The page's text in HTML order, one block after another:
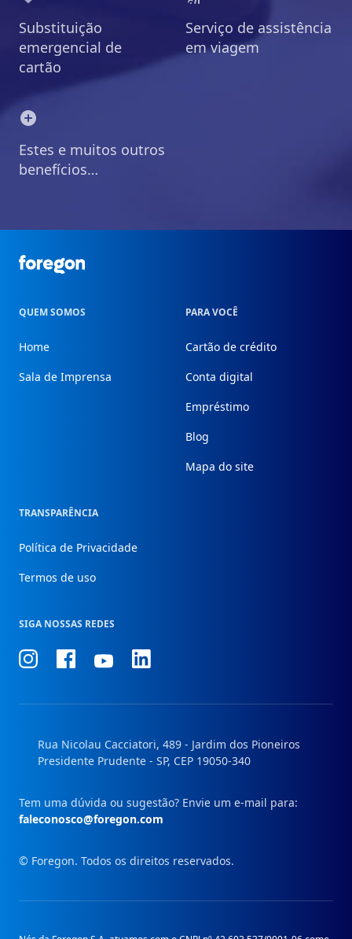
Substituição
emergencial de
cartão
Serviço de assistência
em viagem
Estes e muitos outros
benefícios…
Foregon.com
QUEM SOMOS
Home
Sala de Imprensa
PARA VOCÊ
Cartão de crédito
Conta digital
Empréstimo
Blog
Mapa do site
TRANSPARÊNCIA
Política de Privacidade
Termos de uso
SIGA NOSSAS REDES
ConheçaConheçaConheçaConheça
Rua Nicolau Cacciatori, 489 - Jardim dos Pioneiros
Presidente Prudente - SP, CEP 19050-340
Tem uma dúvida ou sugestão? Envie um e-mail para:
faleconosco@foregon.com
© Foregon. Todos os direitos reservados.